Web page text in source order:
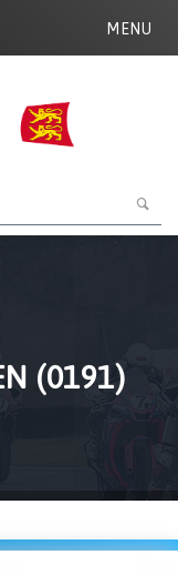
MENU
(0191)